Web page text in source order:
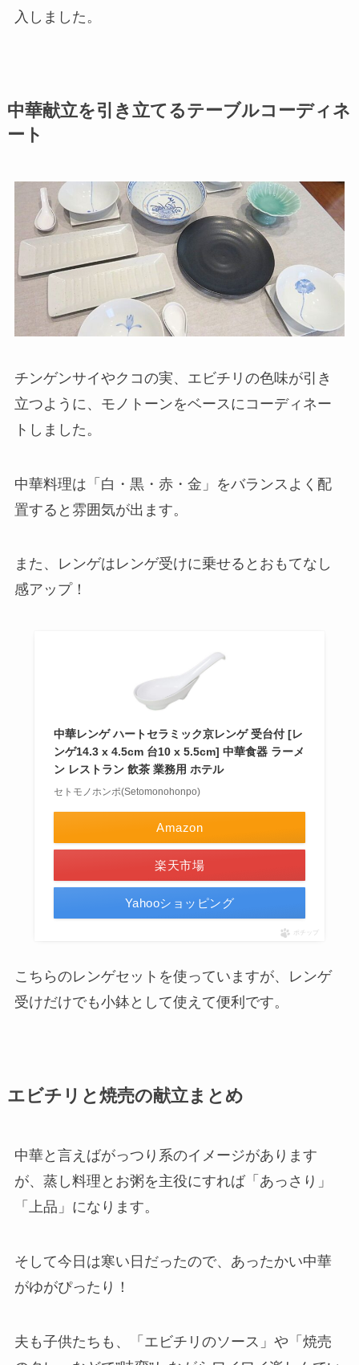
入しました。
中華献立を引き立てるテーブルコーディネ
ート
チンゲンサイやクコの実、エビチリの色味が引き
立つように、モノトーンをベースにコーディネー
トしました。
中華料理は「白・黒・赤・金」をバランスよく配
置すると雰囲気が出ます。
また、レンゲはレンゲ受けに乗せるとおもてなし
感アップ！
中華レンゲ ハートセラミック京レンゲ 受台付 [レ
ンゲ14.3 x 4.5cm 台10 x 5.5cm] 中華食器 ラーメ
ン レストラン 飲茶 業務用 ホテル
セトモノホンポ(Setomonohonpo)
Amazon
楽天市場
Yahooショッピング
ポチップ
こちらのレンゲセットを使っていますが、レンゲ
受けだけでも小鉢として使えて便利です。
エビチリと焼売の献立まとめ
中華と言えばがっつり系のイメージがあります
が、蒸し料理とお粥を主役にすれば「あっさり」
「上品」になります。
そして今日は寒い日だったので、あったかい中華
がゆがぴったり！
夫も子供たちも、「エビチリのソース」や「焼売